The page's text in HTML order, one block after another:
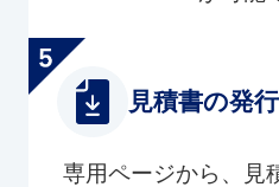
見積書の発行
専用ページから、見